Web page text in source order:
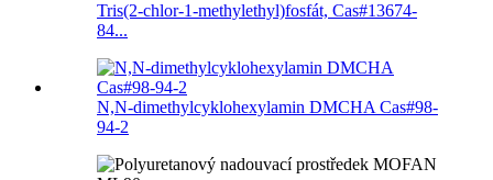
Tris(2-chlor-1-methylethyl)fosfát, Cas#13674-
84...
N,N-dimethylcyklohexylamin DMCHA Cas#98-
94-2